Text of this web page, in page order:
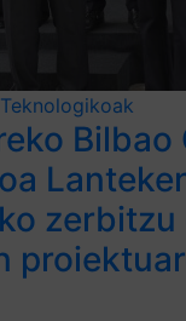
Bilbao
zerbitzu